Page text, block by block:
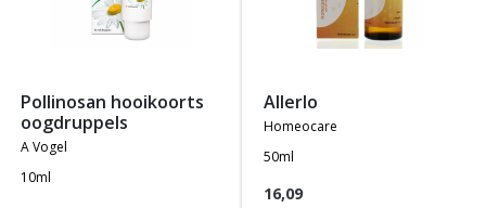
pollinosan hooikoorts
oogdruppels
a vogel
10ml
allerlo
homeocare
50ml
16,09